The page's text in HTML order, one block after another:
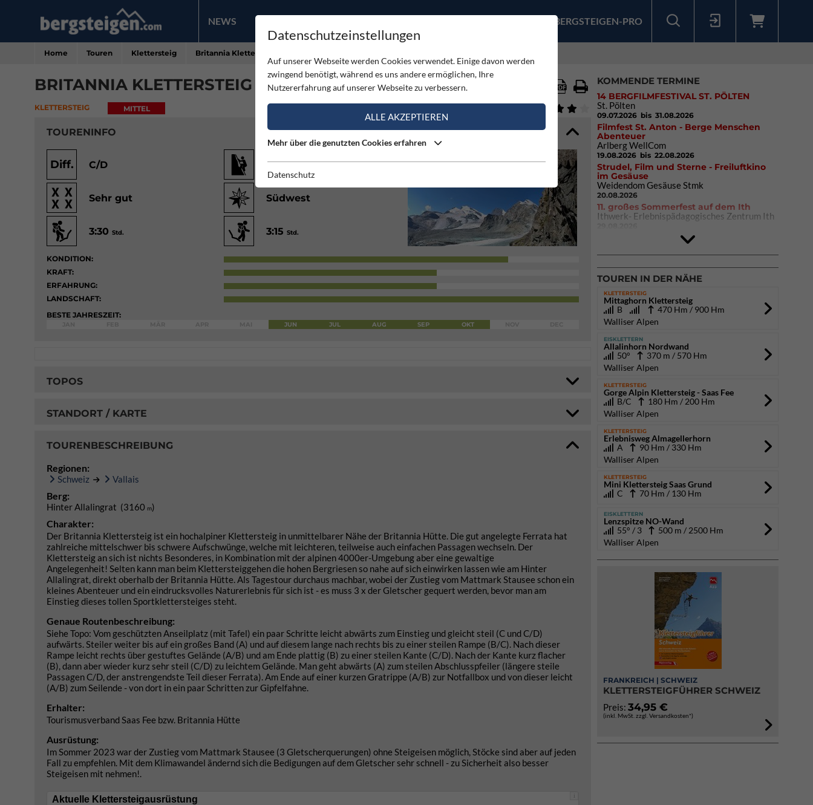
NEWS PRODUKTE BERGSTEIGEN-PRO
Home Touren Klettersteig Britannia Klettersteig - Saas Fee
BRITANNIA KLETTERSTEIG - SAAS FEE
KLETTERSTEIG MITTEL
TOURENINFO
Diff. C/D 160Hm/ 1200Hm
1:00 Std. / 7:45
Sehr gut Südwest
3:30Std. 3:15Std.
KONDITION:
KRAFT:
ERFAHRUNG:
LANDSCHAFT:
BESTE JAHRESZEIT:
JUN JUL AUG SEP OKT
TOPOS
STANDORT / KARTE
TOURENBESCHREIBUNG
Regionen:
Schweiz Vallais
Berg:
Hinter Allalingrat (3160 m)
Charakter:
Der Britannia Klettersteig ist ein hochalpiner Klettersteig in unmittelbarer Nähe der Britannia Hütte. Die gut angelegte Ferrata hat
zahlreiche mittelschwer bis schwere Aufschwünge, welche mit leichteren, teilweise auch einfachen Passagen wechseln. Der
Klettersteig an sich ist nichts Besonderes, in Kombination mit der alpinen 4000er-Umgebung aber eine gewaltige
Angelegenheit! Selten kann man beim Klettersteiggehen die hohen Bergriesen so nahe auf sich einwirken lassen wie am Hinter
Allalingrat, direkt oberhalb der Britannia Hütte. Als Tagestour durchaus machbar, wobei der Zustieg vom Mattmark Stausee schon ein
kleines Abenteuer und ein eindrucksvolles Naturerlebnis für sich ist - es muss 3 x der Gletscher gequert werden, bevor man am
Einstieg dieses tollen Sportklettersteiges steht.
Genaue Routenbeschreibung:
Siehe Topo: Vom geschützten Anseilplatz (mit Tafel) ein paar Schritte leicht abwärts zum Einstieg und gleicht steil (C und C/D)
aufwärts. Steiler weiter bis auf ein großes Band (A) und auf diesem lange nach rechts bis zu einer steilen Rampe (B/C). Nach dieser
Rampe leicht rechts über gestuftes Gelände (A/B) und am Ende plattig (B) zu einer steilen Kante (C/D). Nach der Kante kurz flacher
(B), dann aber wieder kurz sehr steil (C/D) zu leichtem Gelände. Man geht abwärts (A) zum steilen Abschlusspfeiler (längere steile
Passagen C/D, der anstrengendste Teil dieser Ferrata). Am Ende auf einer kurzen Gratrippe (A/B) zur Notfallbox und von dieser leicht
(A/B) zum Seilende - von dort in ein paar Schritten zur Gipfelfahne.
Erhalter:
Tourismusverband Saas Fee bzw. Britannia Hütte
Ausrüstung:
Im Sommer 2023 war der Zustieg vom Mattmark Stausee (3 Gletscherquerungen) ohne Steigeisen möglich, Stöcke sind aber auf jeden
Fall zu empfehlen. Mit dem Klimawandel ändernd sich die Bedigungen auf dem Gletscher sehr schnell - zu Sicherheit also besser
Steigeisen mit nehmen!.
i
Aktuelle Klettersteigausrüstung
KOMMENDE TERMINE
14 BERGFILMFESTIVAL ST. PÖLTEN
St. Pölten
09.07.2026 bis 31.08.2026
Filmfest St. Anton - Berge Menschen
Abenteuer
Arlberg WellCom
19.08.2026 bis 22.08.2026
Strudel, Film und Sterne - Freiluftkino
im Gesäuse
Weidendom Gesäuse Stmk
20.08.2026
11. großes Sommerfest auf dem Ith
Ithwerk- Erlebnispädagogisches Zentrum Ith
02.10.2026bis 04.10.2026
TOUREN IN DER NÄHE
KLETTERSTEIG
Mittaghorn Klettersteig
B
470 Hm / 900 Hm
Walliser Alpen
EISKLETTERN
Allalinhorn Nordwand
50°
370 m / 570 Hm
Walliser Alpen
KLETTERSTEIG
Gorge Alpin Klettersteig - Saas Fee
B/C
180 Hm / 200 Hm
Walliser Alpen
KLETTERSTEIG
Erlebnisweg Almagellerhorn
A
90 Hm / 330 Hm
Walliser Alpen
KLETTERSTEIG
Mini Klettersteig Saas Grund
C
70 Hm / 130 Hm
EISKLETTERN
Lenzspitze NO-Wand
55° / 3
500 m / 2500 Hm
Walliser Alpen
FRANKREICH | SCHWEIZ
KLETTERSTEIGFÜHRER SCHWEIZ
Preis: 34,95 €
(inkl. MwSt. zzgl. Versandkosten*)
Datenschutzeinstellungen
Auf unserer Webseite werden Cookies verwendet. Einige davon werden
zwingend benötigt, während es uns andere ermöglichen, Ihre
Nutzererfahrung auf unserer Webseite zu verbessern.
ALLE AKZEPTIEREN
Mehr über die genutzten Cookies erfahren
Datenschutz